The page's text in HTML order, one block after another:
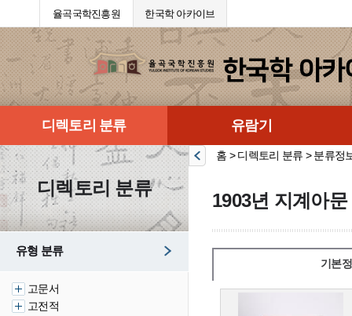
율곡국학진흥원 한국학 아카이브
디렉토리 분류 유람기
디렉토리 분류
유형 분류
고문서
고전적
홈 > 디렉토리 분류 > 분류정
1903년 지계아
기본